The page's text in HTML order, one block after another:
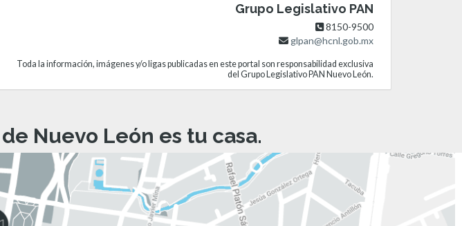
Grupo Legislativo PAN
8150-9500
glpan@hcnl.gob.mx
Toda la información, imágenes y/o ligas publicadas en este portal son responsabilidad exclusiva
del Grupo Legislativo PAN Nuevo León.
Nuevo León es tu casa.